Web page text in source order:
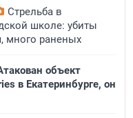
Стрельба в
школе: убиты
много раненых
объект
в Екатеринбурге, он